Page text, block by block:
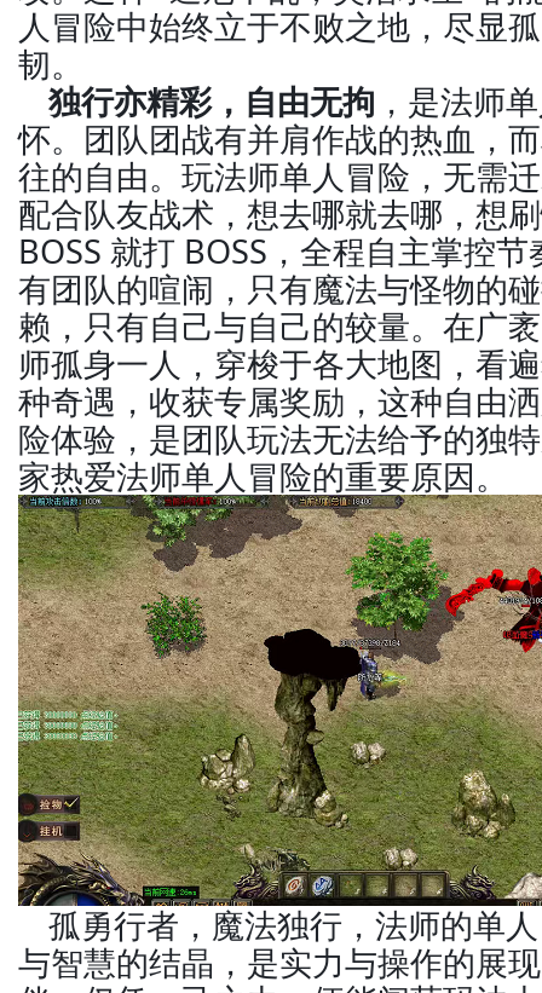
人冒险中始终立于不败之地，尽显
韧。
独行亦精彩，自由无拘 ，是法师
怀。团队团战有并肩作战的热血，
往的自由。玩法师单人冒险，无需
配合队友战术，想去哪就去哪，想
BOSS 就打 BOSS，全程自主掌控
有团队的喧闹，只有魔法与怪物的
赖，只有自己与自己的较量。在广
师孤身一人，穿梭于各大地图，看
种奇遇，收获专属奖励，这种自由
险体验，是团队玩法无法给予的独
家热爱法师单人冒险的重要原因。
孤勇行者，魔法独行，法师的单
与智慧的结晶，是实力与操作的展